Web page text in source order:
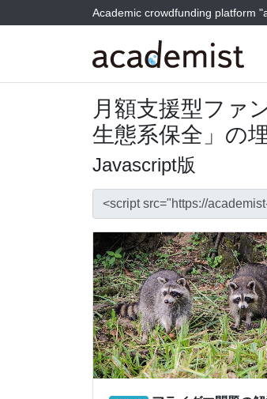
Academic crowdfunding platform
月額支援型ファ
生態系保全」の
Javascript版